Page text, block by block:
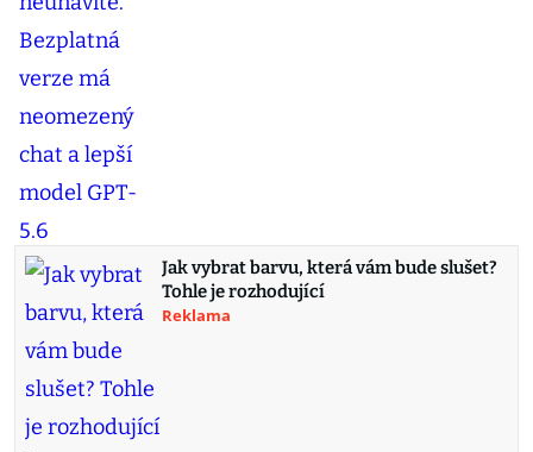
Jak vybrat barvu, která vám bude slušet?
Tohle je rozhodující
Reklama